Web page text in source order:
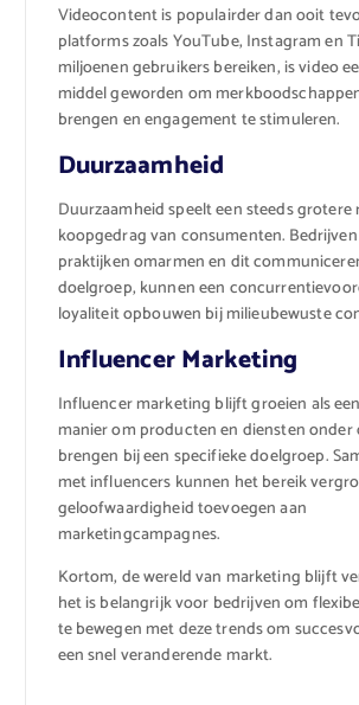
Videocontent is populairder dan ooit
platforms zoals YouTube, Instagram en
miljoenen gebruikers bereiken, is video
middel geworden om
brengen en engagement te stimuleren.
Duurzaamheid
Duurzaamheid speelt een steeds grotere
koopgedrag van consumenten.
praktijken omarmen en dit
doelgroep, kunnen een
loyaliteit opbouwen bij milieubewuste
Influencer Marketing
Influencer marketing blijft groeien als
manier om producten en diensten onder
brengen bij een specifieke doelgroep.
met influencers kunnen het bereik
geloofwaardigheid toevoegen aan
marketingcampagnes.
Kortom, de wereld van marketing blijft
het is belangrijk voor bedrijven om
te bewegen met deze trends om
een snel veranderende markt.